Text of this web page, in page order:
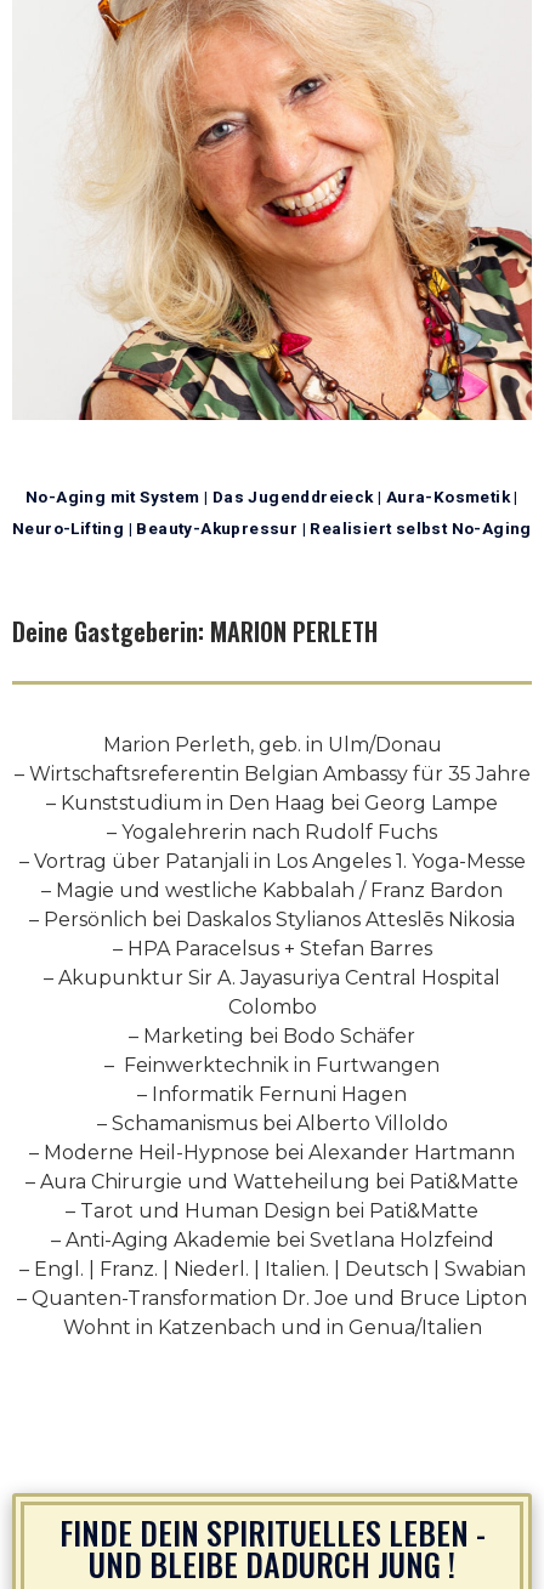
No-Aging mit System | Das Jugenddreieck | Aura-Kosmetik |
Neuro-Lifting | Beauty-Akupressur | Realisiert selbst No-Aging
Deine Gastgeberin: MARION PERLETH
Marion Perleth, geb. in Ulm/Donau
– Wirtschaftsreferentin Belgian Ambassy für 35 Jahre
– Kunststudium in Den Haag bei Georg Lampe
– Yogalehrerin nach Rudolf Fuchs
– Vortrag über Patanjali in Los Angeles 1. Yoga-Messe
– Magie und westliche Kabbalah / Franz Bardon
– Persönlich bei Daskalos Stylianos Atteslēs Nikosia
– HPA Paracelsus + Stefan Barres
– Akupunktur Sir A. Jayasuriya Central Hospital
Colombo
– Marketing bei Bodo Schäfer
– Feinwerktechnik in Furtwangen
– Informatik Fernuni Hagen
– Schamanismus bei Alberto Villoldo
– Moderne Heil-Hypnose bei Alexander Hartmann
– Aura Chirurgie und Watteheilung bei Pati&Matte
– Tarot und Human Design bei Pati&Matte
– Anti-Aging Akademie bei Svetlana Holzfeind
– Engl. | Franz. | Niederl. | Italien. | Deutsch | Swabian
– Quanten-Transformation Dr. Joe und Bruce Lipton
Wohnt in Katzenbach und in Genua/Italien
FINDE DEIN SPIRITUELLES LEBEN -
UND BLEIBE DADURCH JUNG !